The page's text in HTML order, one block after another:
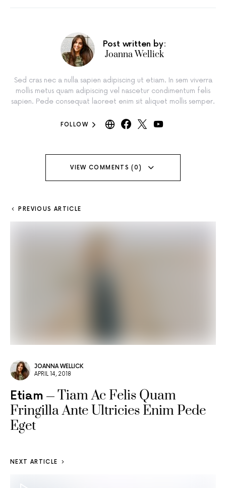
Post written by:
Joanna Wellick
Sed cras nec a nulla sapien adipiscing ut etiam. In sem viverra
mollis metus quam adipiscing vel nascetur condimentum felis
sapien. Pede consequat laoreet enim sit aliquet mollis semper.
FOLLOW
VIEW COMMENTS (0)
PREVIOUS ARTICLE
JOANNA WELLICK
APRIL 14, 2018
Etiam
Tiam Ac Felis Quam
Fringilla Ante Ultricies Enim Pede
Eget
NEXT ARTICLE